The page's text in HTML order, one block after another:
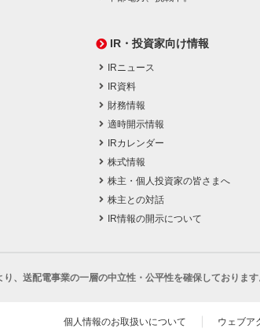
IR・投資家向け情報
IRニュース
IR資料
財務情報
適時開示情報
IRカレンダー
株式情報
株主・個人投資家の皆さまへ
株主との対話
IR情報の開示について
、 送配電事業の一層の中立性・公平性を確保しております
個人情報のお取扱いについて ウェブア